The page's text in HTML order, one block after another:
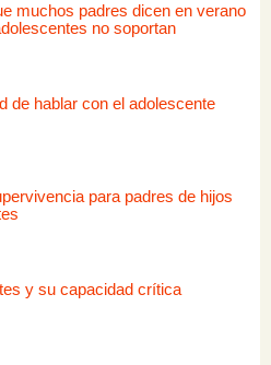
muchos padres dicen en verano
no soportan
de hablar con el adolescente
para padres de hijos
y su capacidad crítica